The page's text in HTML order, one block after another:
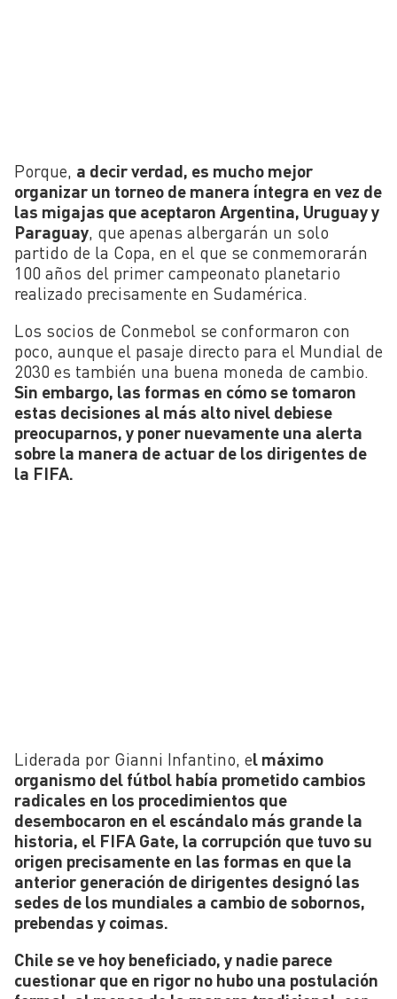
Porque, a decir verdad, es mucho mejor
organizar un torneo de manera íntegra en vez de
las migajas que aceptaron Argentina, Uruguay y
Paraguay, que apenas albergarán un solo
partido de la Copa, en el que se conmemorarán
100 años del primer campeonato planetario
realizado precisamente en Sudamérica.
Los socios de Conmebol se conformaron con
poco, aunque el pasaje directo para el Mundial de
2030 es también una buena moneda de cambio.
Sin embargo, las formas en cómo se tomaron
estas decisiones al más alto nivel debiese
preocuparnos, y poner nuevamente una alerta
sobre la manera de actuar de los dirigentes de
la FIFA.
Liderada por Gianni Infantino, el máximo
organismo del fútbol había prometido cambios
radicales en los procedimientos que
desembocaron en el escándalo más grande la
historia, el FIFA Gate, la corrupción que tuvo su
origen precisamente en las formas en que la
anterior generación de dirigentes designó las
sedes de los mundiales a cambio de sobornos,
prebendas y coimas.
Chile se ve hoy beneficiado, y nadie parece
cuestionar que en rigor no hubo una postulación